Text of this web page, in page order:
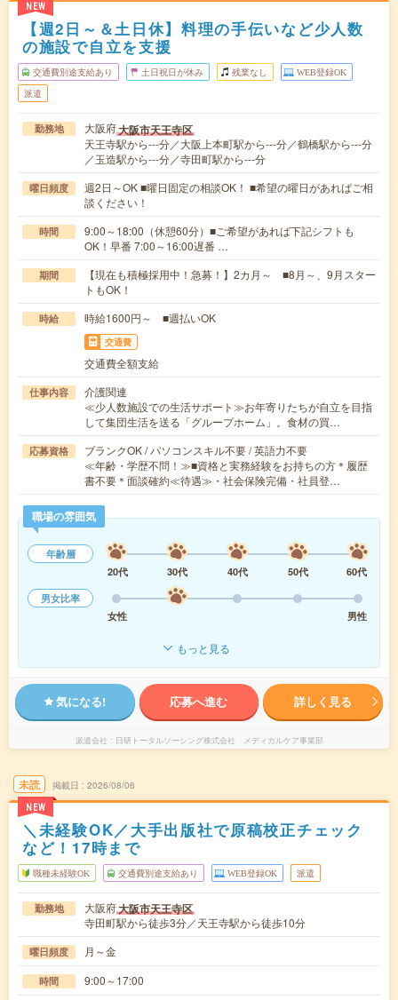
NEW
【週2日～＆土日休】料理の手伝いなど少人数
の施設で自立を支援
交通費別途支給あり 土日祝日が休み 残業なし WEB登録OK
派遣
勤務地 大阪府大阪市天王寺区
天王寺駅から---分／大阪上本町駅から---分／鶴橋駅から---分
／玉造駅から---分／寺田町駅から---分
曜日頻度
週2日～OK ■曜日固定の相談OK！ ■希望の曜日があればご相
談ください！
時間
9:00～18:00（休憩60分）■ご希望があれば下記シフトも
OK！早番 7:00～16:00遅番 …
期間
【現在も積極採用中！急募！】2カ月～ ■8月～、9月スター
トもOK！
時給 時給1600円～ ■週払いOK
交通費
交通費全額支給
仕事内容
介護関連
≪少人数施設での生活サポート≫お年寄りたちが自立を目指
して集団生活を送る「グループホーム」。食材の買…
応募資格
ブランクOK / パソコンスキル不要 / 英語力不要
≪年齢・学歴不問！≫■資格と実務経験をお持ちの方＊履歴
書不要＊面談確約≪待遇≫・社会保険完備・社員登…
職場の雰囲気
年齢層
20代
30代 40代 50代
60代
男女比率
女性
男性
もっと見る
気になる! 応募へ進む 詳しく見る
派遣会社 日研トータルソーシング株式会社 メディカルケア事業部
未読
NEW
掲載日 2026/08/06
＼未経験OK／大手出版社で原稿校正チェック
など！17時まで
職種未経験OK 交通費別途支給あり WEB登録OK 派遣
勤務地 大阪府大阪市天王寺区
寺田町駅から徒歩3分／天王寺駅から徒歩10分
曜日頻度 月～金
時間 9:00～17:00